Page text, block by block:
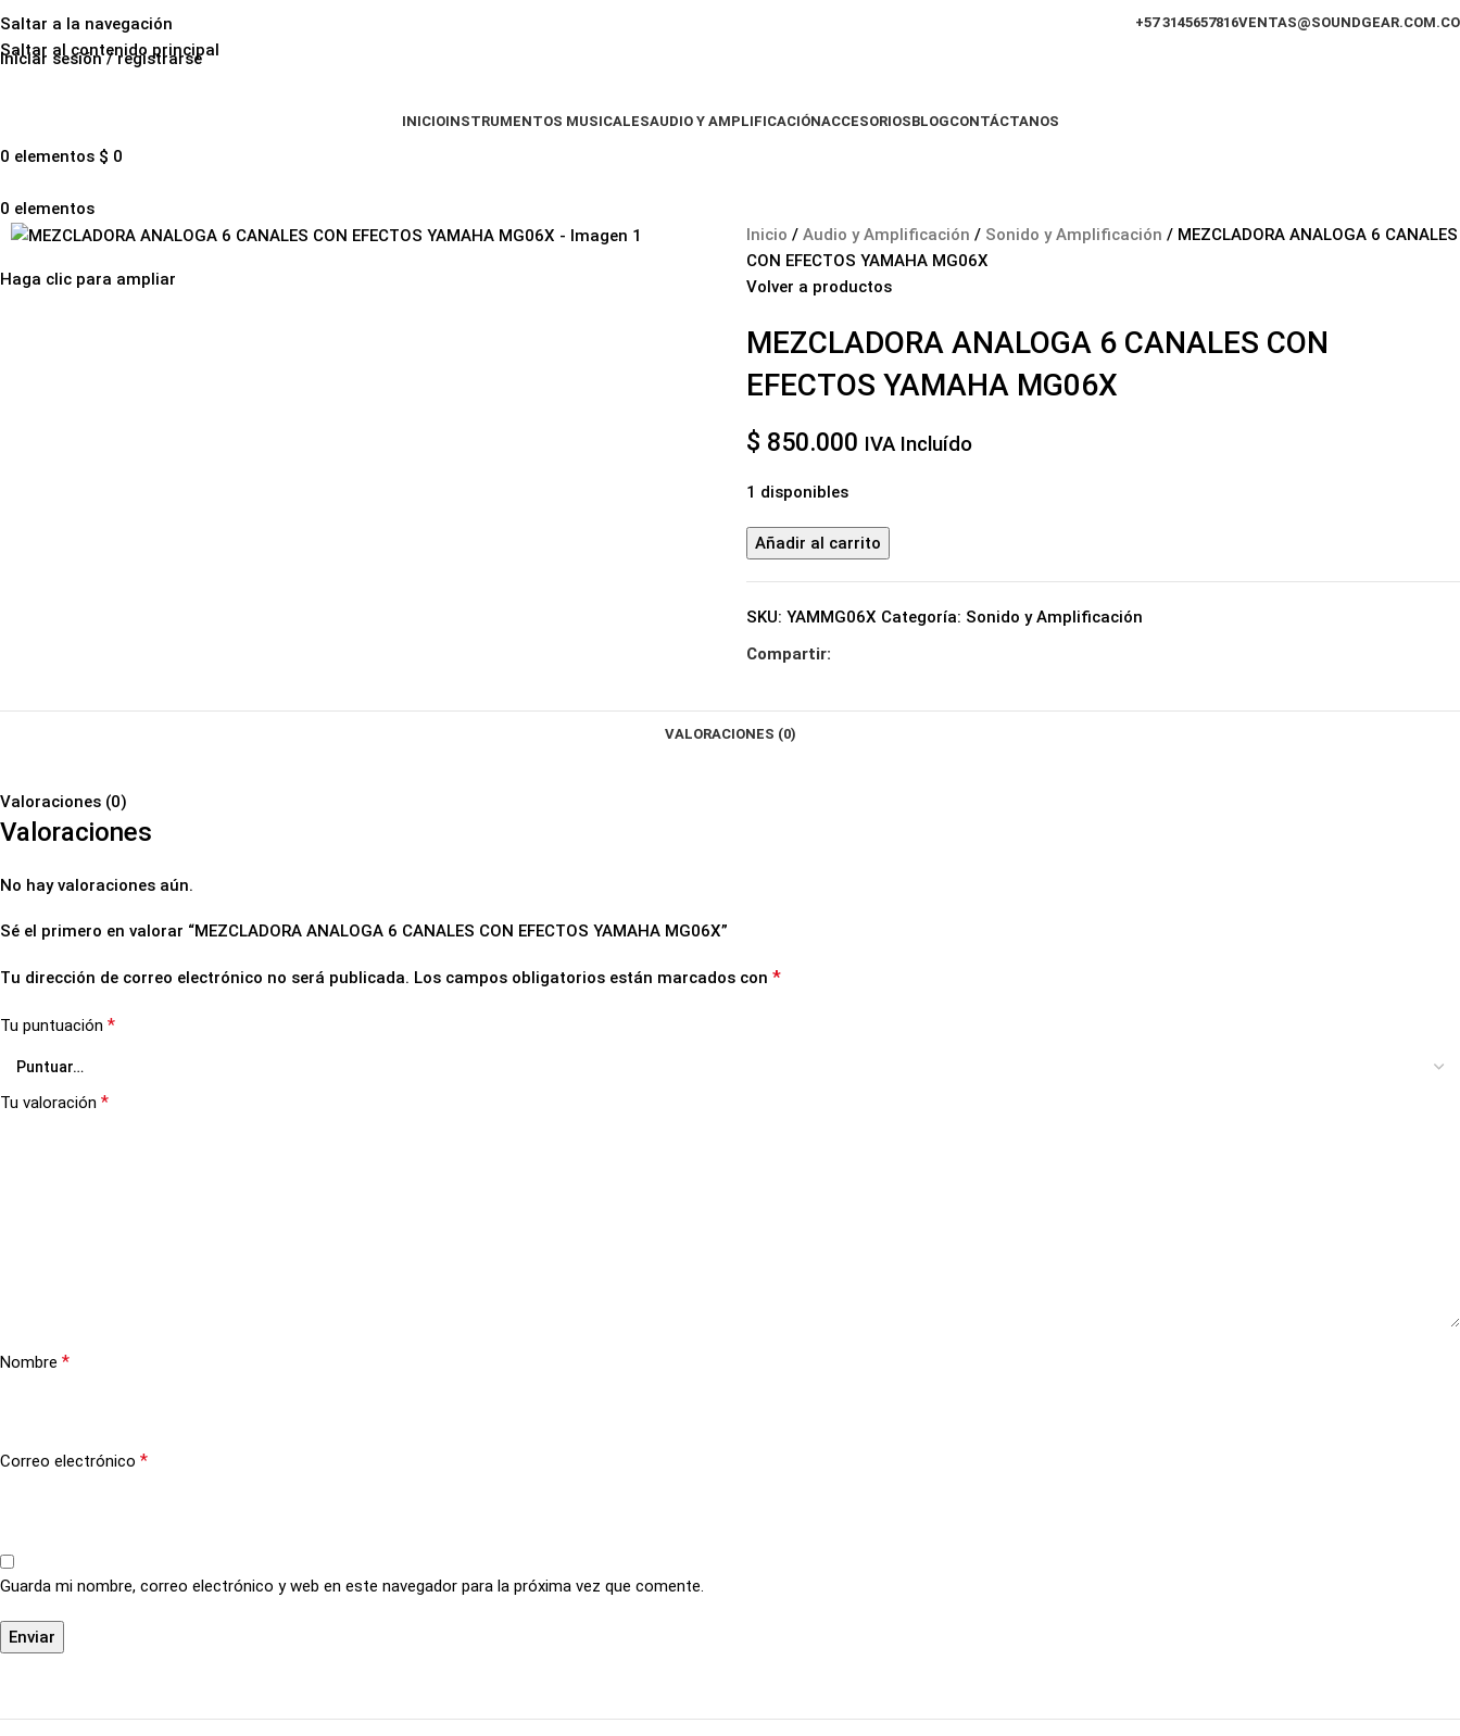
Saltar a la navegación
Saltar al contenido principal
+57 3145657816VENTAS@SOUNDGEAR.COM.CO
Iniciar sesión / registrarse
INICIOINSTRUMENTOS MUSICALESAUDIO Y AMPLIFICACIÓNACCESORIOSBLOGCONTÁCTANOS
0 elementos $ 0
0 elementos
Haga clic para ampliar
Inicio Audio y Amplificación Sonido y Amplificación
MEZCLADORA ANALOGA 6 CANALES
CON EFECTOS YAMAHA MG06X
Volver a productos
MEZCLADORA ANALOGA 6 CANALES CON
EFECTOS YAMAHA MG06X
$ 850.000 IVA Incluído
1 disponibles
Añadir al carrito
SKU: YAMMG06X Categoría: Sonido y Amplificación
Compartir:
VALORACIONES (0)
Valoraciones (0)
Valoraciones
No hay valoraciones aún.
Sé el primero en valorar “MEZCLADORA ANALOGA 6 CANALES CON EFECTOS YAMAHA MG06X”
Tu dirección de correo electrónico no será publicada. Los campos obligatorios están marcados con *
Tu puntuación *
Tu valoración *
Nombre *
Correo electrónico *
Guarda mi nombre, correo electrónico y web en este navegador para la próxima vez que comente.